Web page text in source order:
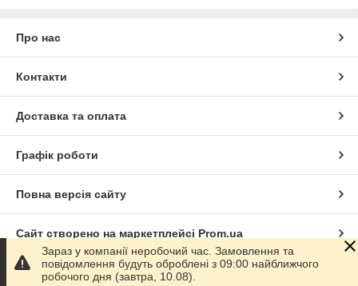
Про нас
Контакти
Доставка та оплата
Графік роботи
Повна версія сайту
Сайт створено на маркетплейсі Prom.ua
Політика конфіденційності
Зараз у компанії неробочий час. Замовлення та
повідомлення будуть оброблені з 09:00 найближчого
робочого дня (завтра, 10.08).